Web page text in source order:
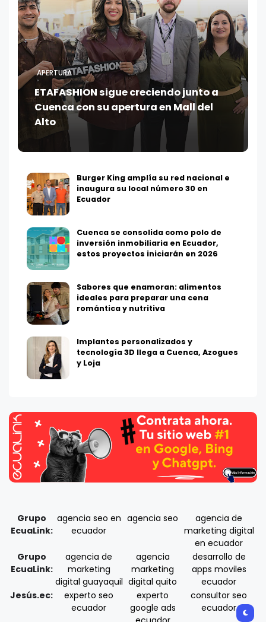
APERTURA
ETAFASHION sigue creciendo junto a
Cuenca con su apertura en Mall del
Alto
Burger King amplía su red nacional e
inaugura su local número 30 en
Ecuador
Cuenca se consolida como polo de
inversión inmobiliaria en Ecuador,
estos proyectos iniciarán en 2026
Sabores que enamoran: alimentos
ideales para preparar una cena
romántica y nutritiva
Implantes personalizados y
tecnología 3D llega a Cuenca, Azogues
y Loja
Grupo
EcuaLink:
agencia seo en
ecuador
agencia seo
agencia de
marketing digital
en ecuador
Grupo
EcuaLink:
agencia de
marketing
digital guayaquil
agencia
marketing
digital quito
desarrollo de
apps moviles
ecuador
Jesús.ec:
experto seo
ecuador
experto
google ads
consultor seo
ecuador